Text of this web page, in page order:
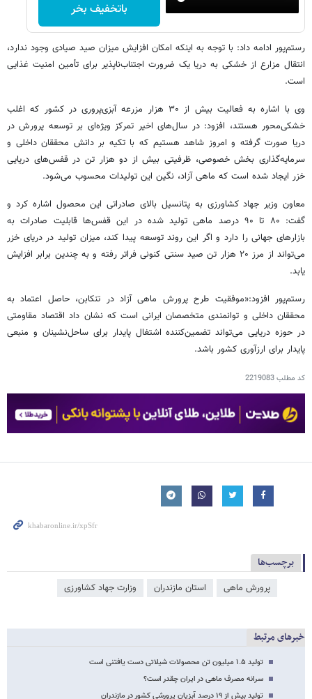
باتخفیف بخر
رستم‌پور ادامه داد: با توجه به اینکه امکان افزایش میزان صید صیادی وجود ندارد،
انتقال مزارع از خشکی به دریا یک ضرورت اجتناب‌ناپذیر برای تأمین امنیت غذایی
است.
وی با اشاره به فعالیت بیش از ۳۰ هزار مزرعه آبزی‌پروری در کشور که اغلب
خشکی‌محور هستند، افزود: در سال‌های اخیر تمرکز ویژه‌ای بر توسعه پرورش در
دریا صورت گرفته و امروز شاهد هستیم که با تکیه بر دانش محققان داخلی و
سرمایه‌گذاری بخش خصوصی، ظرفیتی بیش از دو هزار تن در قفس‌های دریایی
خزر ایجاد شده است که ماهی آزاد، نگین این تولیدات محسوب می‌شود.
معاون وزیر جهاد کشاورزی به پتانسیل بالای صادراتی این محصول اشاره کرد و
گفت: ۸۰ تا ۹۰ درصد ماهی تولید شده در این قفس‌ها قابلیت صادرات به
بازارهای جهانی را دارد و اگر این روند توسعه پیدا کند، میزان تولید در دریای خزر
می‌تواند از مرز ۲۰ هزار تن صید سنتی کنونی فراتر رفته و به چندین برابر افزایش
یابد.
رستم‌پور افزود:«موفقیت طرح پرورش ماهی آزاد در تنکابن، حاصل اعتماد به
محققان داخلی و توانمندی متخصصان ایرانی است که نشان داد اقتصاد مقاومتی
در حوزه دریایی می‌تواند تضمین‌کننده اشتغال پایدار برای ساحل‌نشینان و منبعی
پایدار برای ارزآوری کشور باشد.
کد مطلب2219083
برچسب‌ها
پرورش ماهی استان مازندران وزارت جهاد کشاورزی
خبرهای مرتبط
تولید ۱.۵ میلیون تن محصولات شیلاتی دست یافتنی است
سرانه مصرف ماهی در ایران چقدر است؟
تولید بیش از ۱۹ درصد آبزیان پرورشی کشور در مازندران